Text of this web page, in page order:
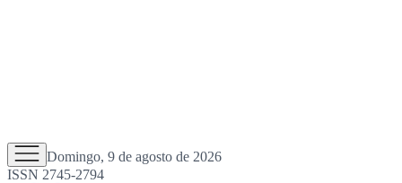
Domingo, 9 de agosto de 2026
ISSN 2745-2794